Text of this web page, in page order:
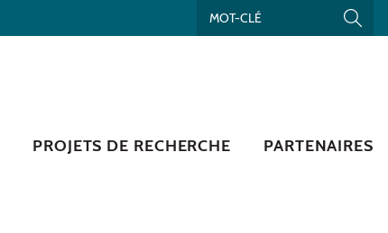
PROJETS DE RECHERCHE PARTENAIRES